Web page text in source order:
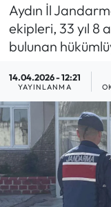
Aydın İl
ekipleri, 33 yıl 8
bulunan
14.04.2026 - 12:21
YAYINLANMA
GÜNDEM
MAGAZİN
SAĞLIK
SİYASET
SPOR
TARIM
Haber Arşivi